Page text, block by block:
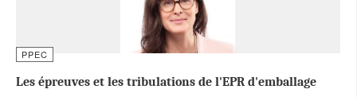
PPEC
Les épreuves et les tribulations de l'EPR d'emballage